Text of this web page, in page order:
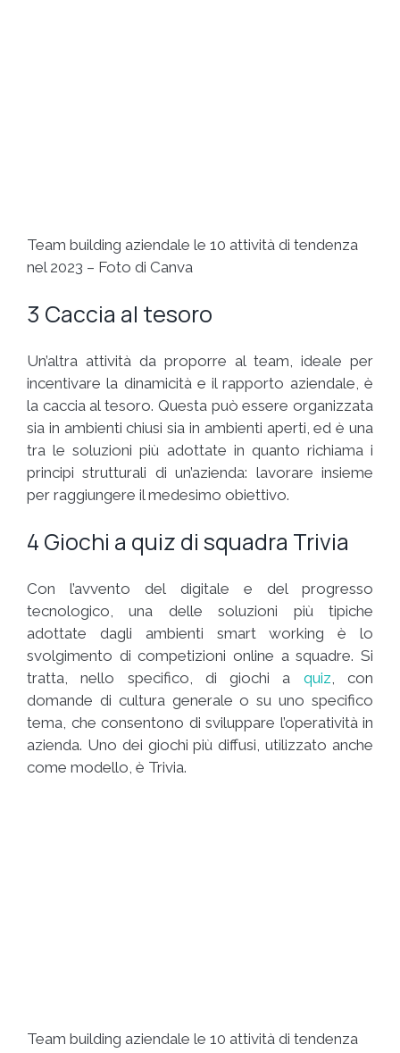
Team building aziendale le 10 attività di tendenza
nel 2023 – Foto di Canva
3 Caccia al tesoro
Un’altra attività da proporre al team, ideale per
incentivare la dinamicità e il rapporto aziendale, è
la caccia al tesoro. Questa può essere organizzata
sia in ambienti chiusi sia in ambienti aperti, ed è una
tra le soluzioni più adottate in quanto richiama i
principi strutturali di un’azienda: lavorare insieme
per raggiungere il medesimo obiettivo.
4 Giochi a quiz di squadra Trivia
Con l’avvento del digitale e del progresso
tecnologico, una delle soluzioni più tipiche
adottate dagli ambienti smart working è lo
svolgimento di competizioni online a squadre. Si
tratta, nello specifico, di giochi a quiz , con
domande di cultura generale o su uno specifico
tema, che consentono di sviluppare l’operatività in
azienda. Uno dei giochi più diffusi, utilizzato anche
come modello, è Trivia.
Team building aziendale le 10 attività di tendenza